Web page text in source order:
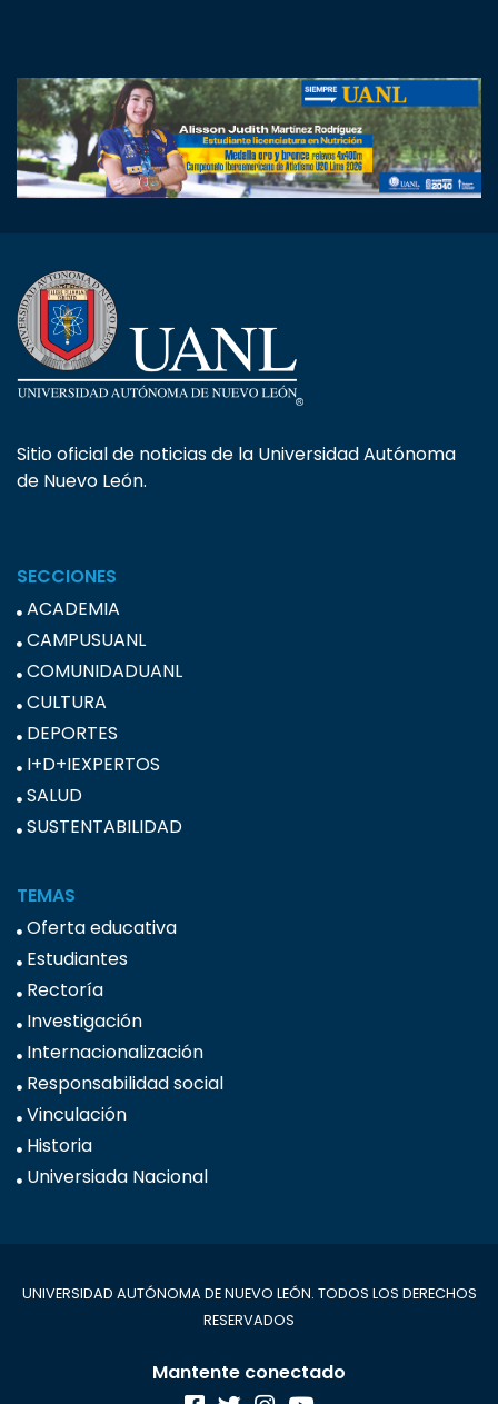
Sitio oficial de noticias de la Universidad Autónoma
de Nuevo León.
SECCIONES
ACADEMIA
CAMPUSUANL
COMUNIDADUANL
CULTURA
DEPORTES
I+D+IEXPERTOS
SALUD
SUSTENTABILIDAD
TEMAS
Oferta educativa
Estudiantes
Rectoría
Investigación
Internacionalización
Responsabilidad social
Vinculación
Historia
Universiada Nacional
UNIVERSIDAD AUTÓNOMA DE NUEVO LEÓN. TODOS LOS DERECHOS
RESERVADOS
Mantente conectado